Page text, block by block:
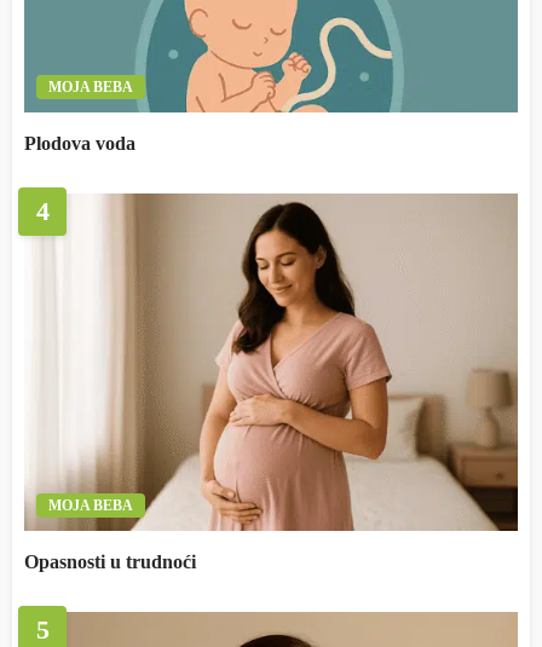
MOJA BEBA
Plodova voda
4
MOJA BEBA
Opasnosti u trudnoći
5